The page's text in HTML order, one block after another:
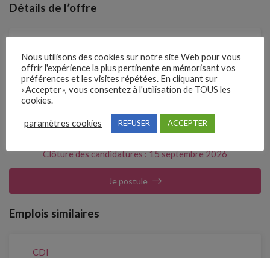
Détails de l’offre
Entreprise qui propose l'emploi
C CLAIR CABINET DE RECRUTEMENT & FORMATI
Référence
Clôture des candidatures : 15 septembre 2026
Je postule
Emplois similaires
CDI
Nous utilisons des cookies sur notre site Web pour vous
offrir l'expérience la plus pertinente en mémorisant vos
préférences et les visites répétées. En cliquant sur
«Accepter», vous consentez à l'utilisation de TOUS les
cookies.
paramètres cookies REFUSER ACCEPTER